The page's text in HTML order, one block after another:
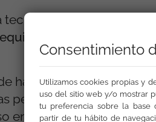
y a la
hace más de 20 años
personas gitanas a
en marcha 3empresas
Consentimiento
Utilizamos cookies propias y
uso del sitio web y/o mostrar
tu preferencia sobre la
partir de tu hábito de